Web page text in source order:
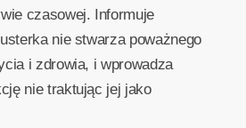
czasowej. Informuje
nie stwarza poważnego
i zdrowia, i wprowadza
nie traktując jej jako